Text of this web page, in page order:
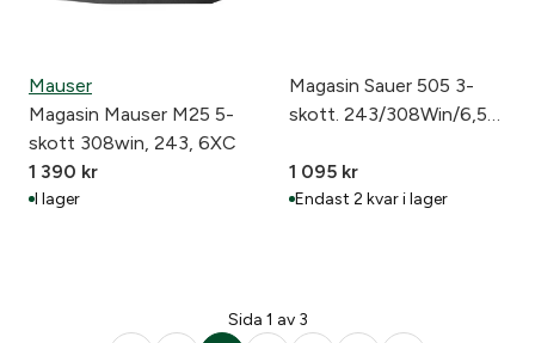
Mauser
Magasin Mauser M25 5-
skott 308win, 243, 6XC
1 390 kr
I lager
Magasin Sauer 505 3-
skott. 243/308Win/6,5
1 095 kr
Endast 2 kvar i lager
Sida 1 av 3